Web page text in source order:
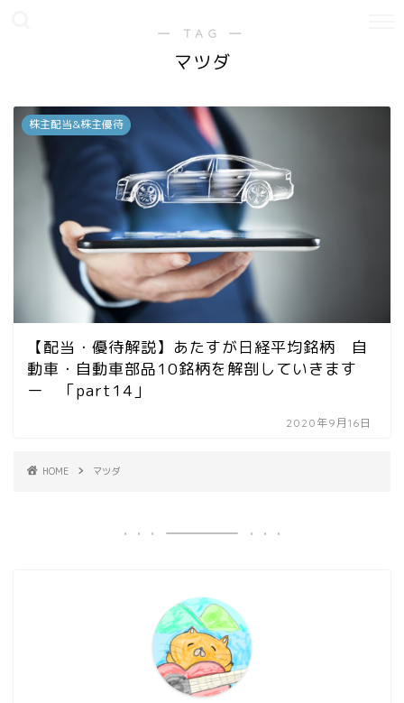
― TAG ―
マツダ
株主配当&株主優待
【配当・優待解説】あたすが日経平均銘柄 自
動車・自動車部品10銘柄を解剖していきます
ー 「part14」
2020年9月16日
HOME マツダ